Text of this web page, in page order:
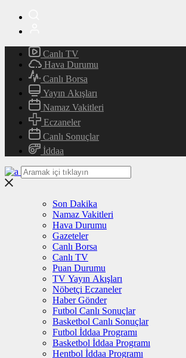
Canlı TV
Hava Durumu
Canlı Borsa
Yayın Akışları
Namaz Vakitleri
Eczaneler
Canlı Sonuçlar
İddaa
Son Dakika
Namaz Vakitleri
Hava Durumu
Gazeteler
Canlı Borsa
Canlı TV
Puan Durumu
TV Yayın Akışları
Nöbetçi Eczaneler
Haber Gönder
Futbol Canlı Sonuçlar
Basketbol Canlı Sonuçlar
Futbol İddaa Programı
Basketbol İddaa Programı
Hentbol İddaa Programı